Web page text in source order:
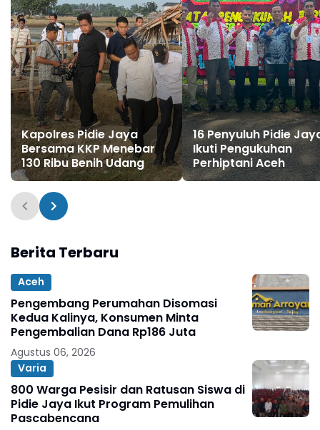
Kapolres Pidie Jaya
Bersama KKP Menebar
130 Ribu Benih Udang
16 Penyuluh Pidie
Ikuti Pengukuhan
Perhiptani Aceh
Berita Terbaru
Aceh
Pengembang Perumahan Disomasi
Kedua Kalinya, Konsumen Minta
Pengembalian Dana Rp186 Juta
Agustus 06, 2026
Varia
800 Warga Pesisir dan Ratusan Siswa di
Pidie Jaya Ikut Program Pemulihan
Pascabencana